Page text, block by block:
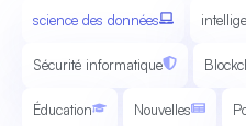
science des données
Sécurité informatique
Éducation Nouvelles